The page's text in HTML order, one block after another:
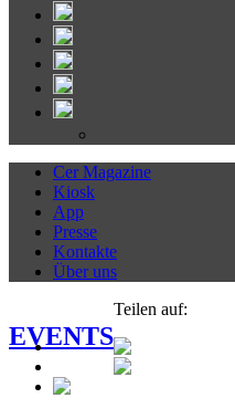
Cer Magazine
Kiosk
App
Presse
Kontakte
Über uns
EVENTS
Teilen auf: